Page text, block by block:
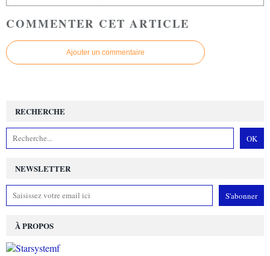
COMMENTER CET ARTICLE
Ajouter un commentaire
NEWSLETTER
RECHERCHE
À PROPOS